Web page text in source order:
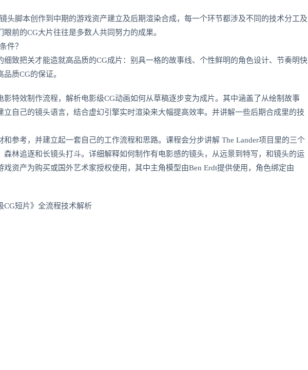
头脚本创作到中期的游戏资产建立及后期渲染合成，每一个环节都涉及不同的技术分工及
前的CG大片往往是多数人共同努力的成果。
件？
细致把关才能造就高品质的CG成片：别具一格的故事线、个性鲜明的角色设计、节奏明快
质CG的保证。
影特效制作流程，解析电影级CG动画如何从草稿逐步变为成片。其中涵盖了从绘制故事
立自己的镜头语言，结合虚幻引擎实时渲染来大幅提高效率。并讲解一些后期合成里的技
参考，并建立起一套自己的工作流程和思路。课程会分步讲解 The Lander项目里的三个
森林追逐和长镜头打斗。详细解释如何制作有电影感的镜头，从远景到特写，和镜头的运
戏资产为购买或国外艺术家授权使用，其中主角模型由Ben Erdt提供使用，角色绑定由
CG短片》全流程技术解析